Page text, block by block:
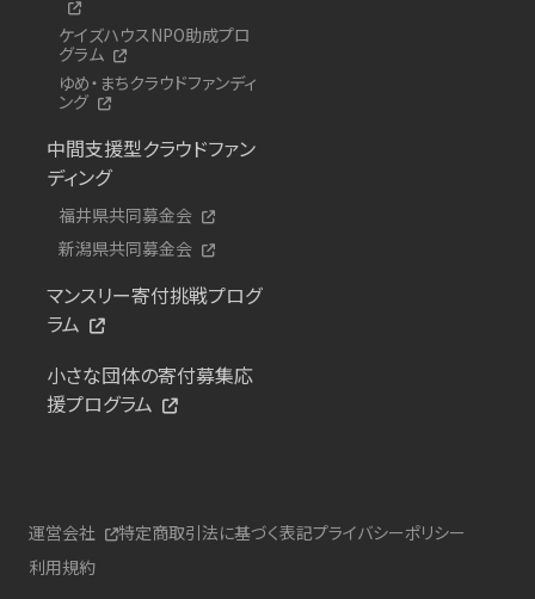
ケイズハウスNPO助成プロ
グラム
ゆめ・まちクラウドファンディ
ング
中間支援型クラウドファン
ディング
福井県共同募金会
新潟県共同募金会
マンスリー寄付挑戦プログ
ラム
小さな団体の寄付募集応
援プログラム
運営会社 特定商取引法に基づく表記プライバシーポリシー
利用規約